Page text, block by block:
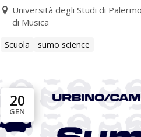
Università degli Studi di
di Musica
Scuola sumo science
20
GEN